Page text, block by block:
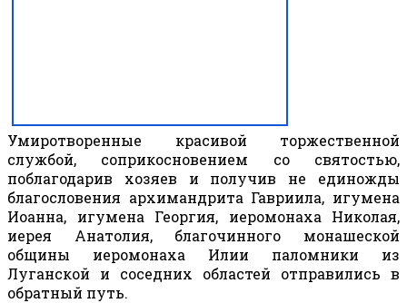
Умиротворенные красивой торжественной
службой, соприкосновением со святостью,
поблагодарив хозяев и получив не единожды
благословения архимандрита Гавриила, игумена
Иоанна, игумена Георгия, иеромонаха Николая,
иерея Анатолия, благочинного монашеской
общины иеромонаха Илии паломники из
Луганской и соседних областей отправились в
обратный путь.